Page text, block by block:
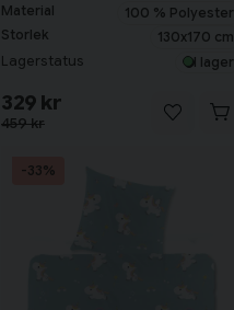
Material
100 % Polyester
Storlek
130x170 cm
Lagerstatus I lager
459 kr
329 kr
-33%